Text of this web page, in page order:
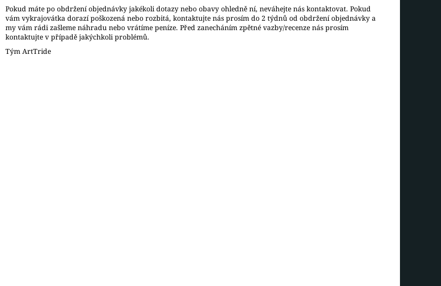
Pokud máte po obdržení objednávky jakékoli dotazy nebo obavy ohledně ní, neváhejte nás kontaktovat. Pokud
vám vykrajovátka dorazí poškozená nebo rozbitá, kontaktujte nás prosím do 2 týdnů od obdržení objednávky a
my vám rádi zašleme náhradu nebo vrátíme peníze. Před zanecháním zpětné vazby/recenze nás prosím
kontaktujte v případě jakýchkoli problémů.
Tým ArtTride